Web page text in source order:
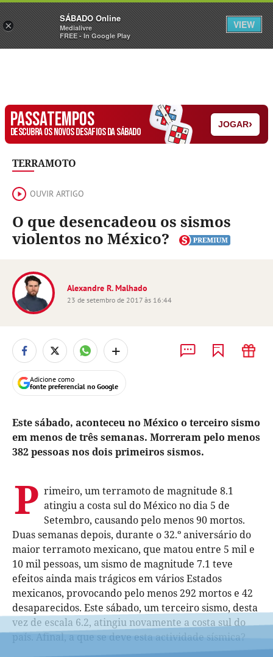
Sábado Assine Iniciar Sessão
PASSATEMPOS
DESCUBRA OS NOVOS DESAFIOS DA SÁBADO
JOGAR›
TERRAMOTO
OUVIR ARTIGO
O que desencadeou os sismos
violentos no México?
Alexandre R. Malhado
23 de setembro de 2017 às 16:44
+
Adicione como
fonte preferencial no Google
Este sábado, aconteceu no México o terceiro sismo
em menos de três semanas. Morreram pelo menos
382 pessoas nos dois primeiros sismos.
P rimeiro, um terramoto de magnitude 8.1
atingiu a costa sul do México no dia 5 de
Setembro, causando pelo menos 90 mortos.
Duas semanas depois, durante o 32.º aniversário do
maior terramoto mexicano, que matou entre 5 mil e
10 mil pessoas, um sismo de magnitude 7.1 teve
efeitos ainda mais trágicos em vários Estados
mexicanos, provocando pelo menos 292 mortos e 42
desaparecidos. Este sábado, um terceiro sismo, desta
vez de escala 6.2, atingiu novamente a costa sul do
país. Afinal, a que se deve esta actividade sísmica?
×
SÁBADO Online
Medialivre
FREE - In Google Play
VIEW